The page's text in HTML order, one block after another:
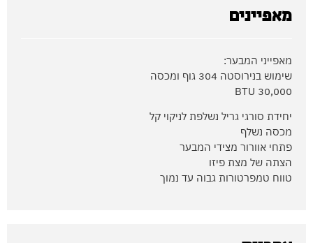
מאפיינים
מאפייני המבער:
שימוש בנירוסטה 304 גוף ומכסה
30,000 BTU
יחידת סורגי גריל נשלפת לניקוי קל
מכסה נשלף
פתחי אוורור מצידי המבער
הצתה של מצת פיזו
טווח טמפרטורות גבוה עד נמוך